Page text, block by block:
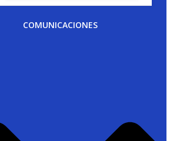
COMUNICACIONES